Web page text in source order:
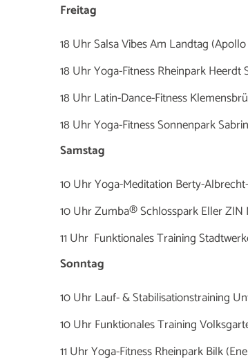
Freitag
18 Uhr Salsa Vibes Am Landtag
18 Uhr Yoga-Fitness Rheinpark Heerdt
18 Uhr Latin-Dance-Fitness
18 Uhr Yoga-Fitness Sonnenpark
Samstag
10 Uhr Yoga-Meditation Berty-
10 Uhr Zumba® Schlosspark Eller ZIN
11 Uhr Funktionales Training
Sonntag
10 Uhr Lauf- & Stabilisationstraining
10 Uhr Funktionales Training
11 Uhr Yoga-Fitness Rheinpark Bilk